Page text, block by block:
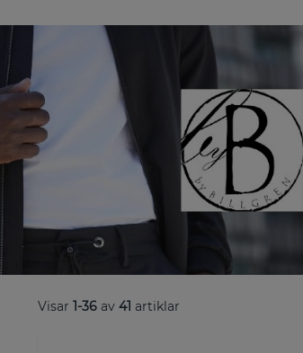
Visar 1-36 av 41 artiklar